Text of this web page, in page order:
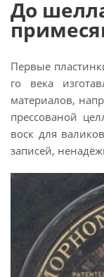
До
Первые
го века
материалов,
прессованой
воск для
записей,